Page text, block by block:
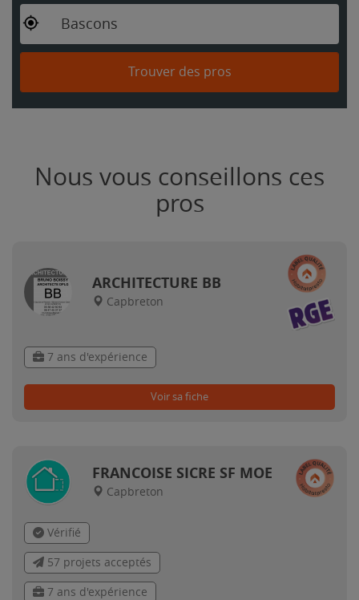
Bascons
Trouver des pros
Nous vous conseillons ces
pros
ARCHITECTURE BB
Capbreton
7 ans d'expérience
Voir sa fiche
FRANCOISE SICRE SF MOE
Capbreton
Vérifié
57 projets acceptés
7 ans d'expérience